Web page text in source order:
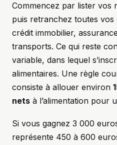
Commencez par lister vos
puis retranchez toutes
crédit immobilier,
transports. Ce qui reste
variable, dans lequel
alimentaires. Une règle
consiste à allouer environ
nets à l’alimentation pour
Si vous gagnez 3 000
représente 450 à 600